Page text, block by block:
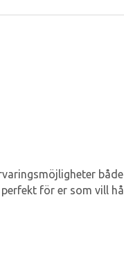
för er som vill